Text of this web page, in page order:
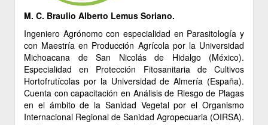
M. C. Braulio Alberto Lemus Soriano.
Ingeniero Agrónomo con especialidad en Parasitología y
con Maestría en Producción Agrícola por la Universidad
Michoacana de San Nicolás de Hidalgo (México).
Especialidad en Protección Fitosanitaria de Cultivos
Hortofrutícolas por la Universidad de Almería (España).
Cuenta con capacitación en Análisis de Riesgo de Plagas
en el ámbito de la Sanidad Vegetal por el Organismo
Internacional Regional de Sanidad Agropecuaria (OIRSA).